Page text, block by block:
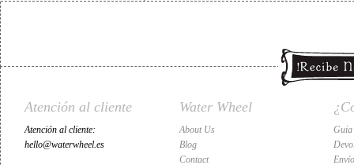
Atención al cliente
Atención al cliente:
hello@waterwheel.es
Water Wheel
About Us
Blog
Contact
Guia